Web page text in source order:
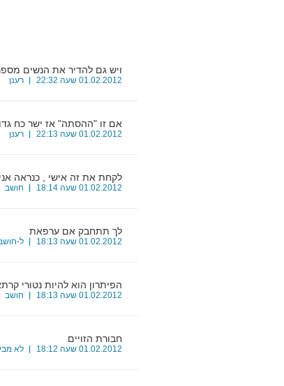
ויש גם להדיר את הנשים
01.02.2012 שעה 22:32 רענן
אם זו "ההסתה" אז ישר כח
01.02.2012 שעה 22:13 רענן
לקחת את זה אישי , כנראה
01.02.2012 שעה 18:14 חושב
לך תתחבק אם ערפאת
01.02.2012 שעה 18:13 ל-
הפיתרון הוא להיות נטורי
01.02.2012 שעה 18:13 חושב
חבורת הזויים
01.02.2012 שעה 18:12 לא